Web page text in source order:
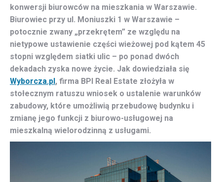
konwersji biurowców na mieszkania w Warszawie.
Biurowiec przy ul. Moniuszki 1 w Warszawie –
potocznie zwany „przekrętem” ze względu na
nietypowe ustawienie części wieżowej pod kątem 45
stopni względem siatki ulic – po ponad dwóch
dekadach zyska nowe życie. Jak dowiedziała się
Wyborcza.pl, firma BPI Real Estate złożyła w
stołecznym ratuszu wniosek o ustalenie warunków
zabudowy, które umożliwią przebudowę budynku i
zmianę jego funkcji z biurowo-usługowej na
mieszkalną wielorodzinną z usługami.